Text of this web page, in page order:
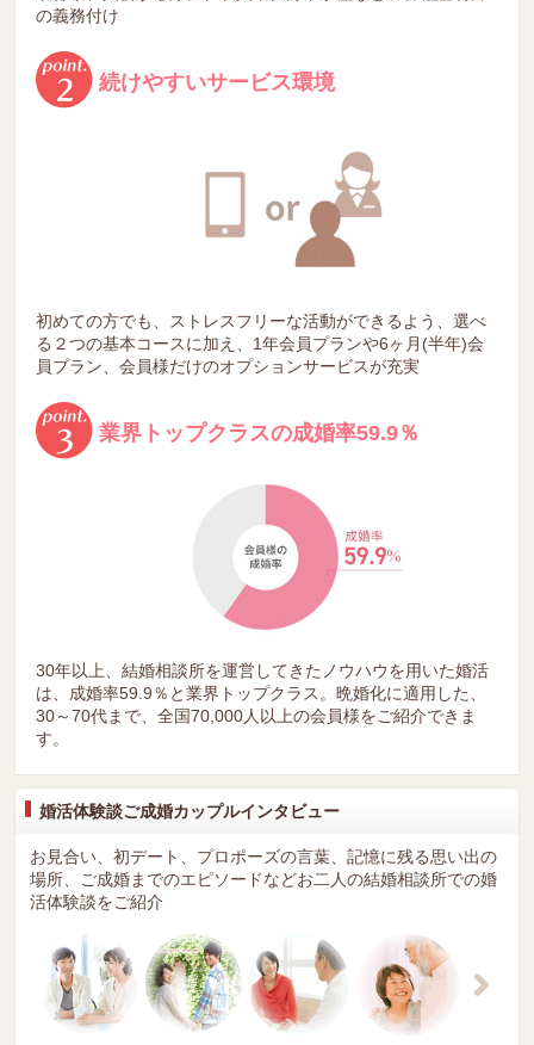
の義務付け
続けやすいサービス環境
初めての方でも、ストレスフリーな活動ができるよう、選べ
る２つの基本コースに加え、1年会員プランや6ヶ月(半年)会
員プラン、会員様だけのオプションサービスが充実
業界トップクラスの成婚率59.9％
30年以上、結婚相談所を運営してきたノウハウを用いた婚活
は、成婚率59.9％と業界トップクラス。晩婚化に適用した、
30～70代まで、全国70,000人以上の会員様をご紹介できま
す。
婚活体験談ご成婚カップルインタビュー
お見合い、初デート、プロポーズの言葉、記憶に残る思い出の
場所、ご成婚までのエピソードなどお二人の結婚相談所での婚
活体験談をご紹介